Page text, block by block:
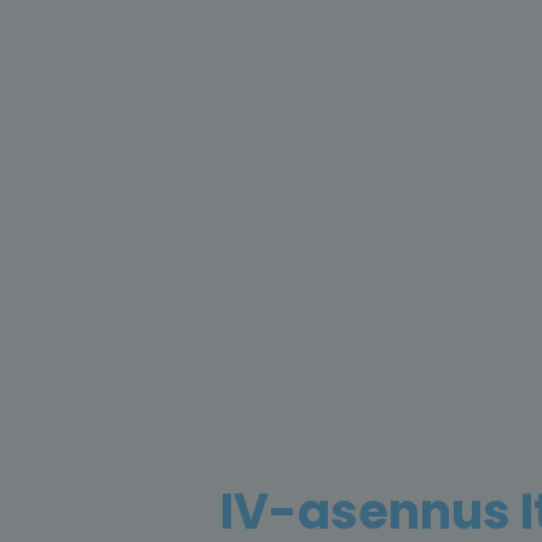
IV-asennus